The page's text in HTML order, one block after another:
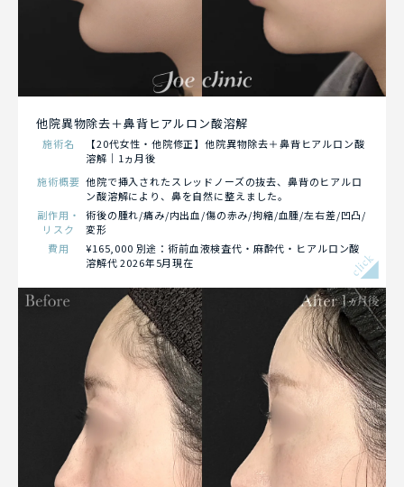
他院異物除去＋鼻背ヒアルロン酸溶解
施術名
【20代女性・他院修正】他院異物除去＋鼻背ヒアルロン酸
溶解｜1ヵ月後
施術概要 他院で挿入されたスレッドノーズの抜去、鼻背のヒアルロ
ン酸溶解により、鼻を自然に整えました。
副作用・
リスク
術後の腫れ/痛み/内出血/傷の赤み/拘縮/血腫/左右差/凹凸/
変形
費用
¥165,000 別途：術前血液検査代・麻酔代・ヒアルロン酸
溶解代 2026年5月現在
click